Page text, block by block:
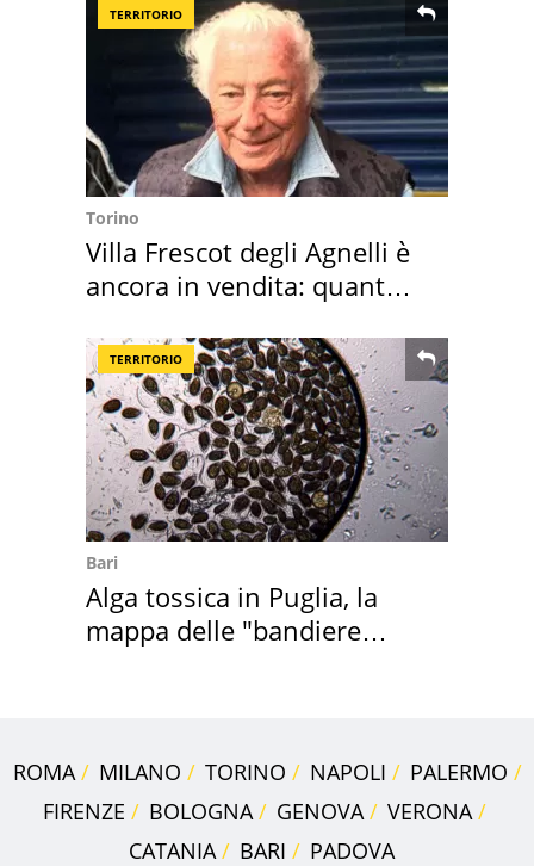
TERRITORIO
Torino
Villa Frescot degli Agnelli è
ancora in vendita: quanto
TERRITORIO
Bari
Alga tossica in Puglia, la
mappa delle "bandiere
ROMA MILANO TORINO NAPOLI
PALERMO
FIRENZE
BOLOGNA GENOVA
VERONA
CATANIA
BARI PADOVA